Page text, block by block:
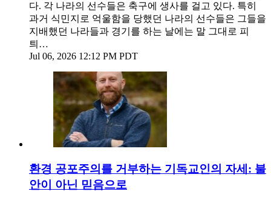
다. 각 나라의 선수들은 축구에 생사를 걸고 있다. 특히
과거 식민지로 억울함을 당했던 나라의 선수들은 그들을
지배했던 나라들과 경기를 하는 날에는 말 그대로 피
틔…
Jul 06, 2026 12:12 PM PDT
환경 공포주의를 거부하는 기독교인의 자세: 불
안이 아닌 믿음으로